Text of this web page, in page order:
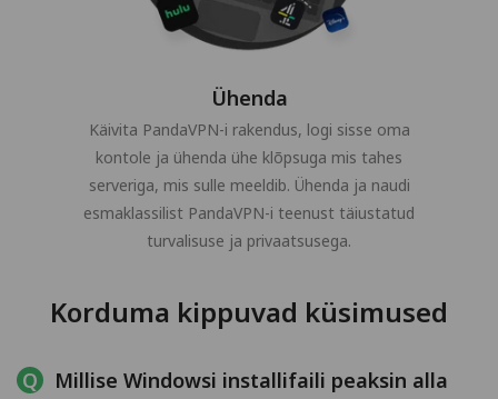
Ühenda
Käivita PandaVPN-i rakendus, logi sisse oma
kontole ja ühenda ühe klõpsuga mis tahes
serveriga, mis sulle meeldib. Ühenda ja naudi
esmaklassilist PandaVPN-i teenust täiustatud
turvalisuse ja privaatsusega.
Korduma kippuvad küsimused
Millise Windowsi installifaili peaksin alla